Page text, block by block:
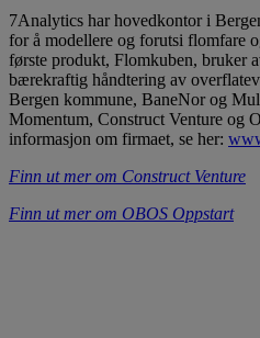
7Analytics har hovedkontor i
for å modellere og forutsi flomfare
første produkt, Flomkuben, bruker
bærekraftig håndtering av
Bergen kommune, BaneNor og
Momentum, Construct Venture og
informasjon om firmaet, se her:
Finn ut mer om Construct Venture
Finn ut mer om OBOS Oppstart